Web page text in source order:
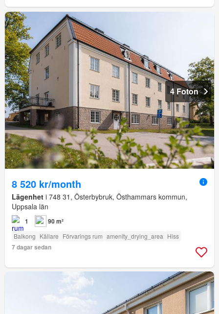
4 Foton
8 520 kr/month
Lägenhet i 748 31, Österbybruk, Östhammars kommun,
Uppsala län
1 90 m²
Balkong Källare Förvarings rum amenity_drying_area Hiss
7 dagar sedan